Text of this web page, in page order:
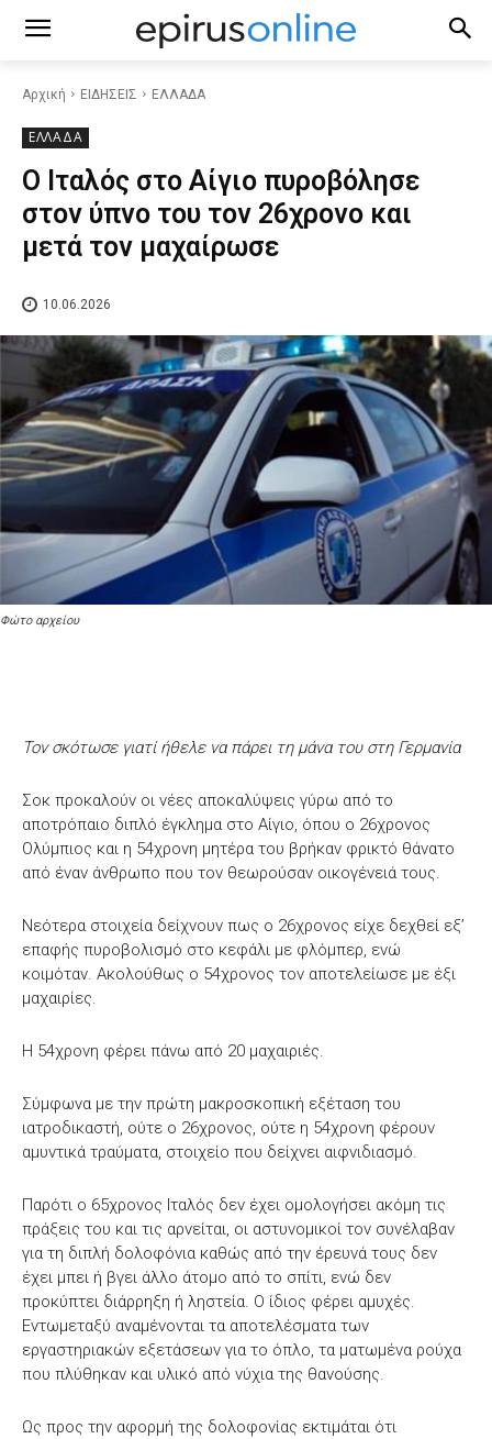
Αρχική ΕΙΔΗΣΕΙΣ ΕΛΛΑΔΑ
ΕΛΛΑΔΑ
Ο Ιταλός στο Αίγιο πυροβόλησε
στον ύπνο του τον 26χρονο και
μετά τον μαχαίρωσε
10.06.2026
Φώτο αρχείου
Τον σκότωσε γιατί ήθελε να πάρει τη μάνα του στη Γερμανία
Σοκ προκαλούν οι νέες αποκαλύψεις γύρω από το
αποτρόπαιο διπλό έγκλημα στο Αίγιο, όπου ο 26χρονος
Ολύμπιος και η 54χρονη μητέρα του βρήκαν φρικτό θάνατο
από έναν άνθρωπο που τον θεωρούσαν οικογένειά τους.
Νεότερα στοιχεία δείχνουν πως ο 26χρονος είχε δεχθεί εξ’
επαφής πυροβολισμό στο κεφάλι με φλόμπερ, ενώ
κοιμόταν. Ακολούθως ο 54χρονος τον αποτελείωσε με έξι
μαχαιρίες.
Η 54χρονη φέρει πάνω από 20 μαχαιριές.
Σύμφωνα με την πρώτη μακροσκοπική εξέταση του
ιατροδικαστή, ούτε ο 26χρονος, ούτε η 54χρονη φέρουν
αμυντικά τραύματα, στοιχείο που δείχνει αιφνιδιασμό.
Παρότι ο 65χρονος Ιταλός δεν έχει ομολογήσει ακόμη τις
πράξεις του και τις αρνείται, οι αστυνομικοί τον συνέλαβαν
για τη διπλή δολοφόνια καθώς από την έρευνά τους δεν
έχει μπει ή βγει άλλο άτομο από το σπίτι, ενώ δεν
προκύπτει διάρρηξη ή ληστεία. Ο ίδιος φέρει αμυχές.
Εντωμεταξύ αναμένονται τα αποτελέσματα των
εργαστηριακών εξετάσεων για το όπλο, τα ματωμένα ρούχα
που πλύθηκαν και υλικό από νύχια της θανούσης.
Ως προς την αφορμή της δολοφονίας εκτιμάται ότι